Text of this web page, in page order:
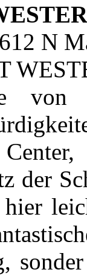
N
von
der